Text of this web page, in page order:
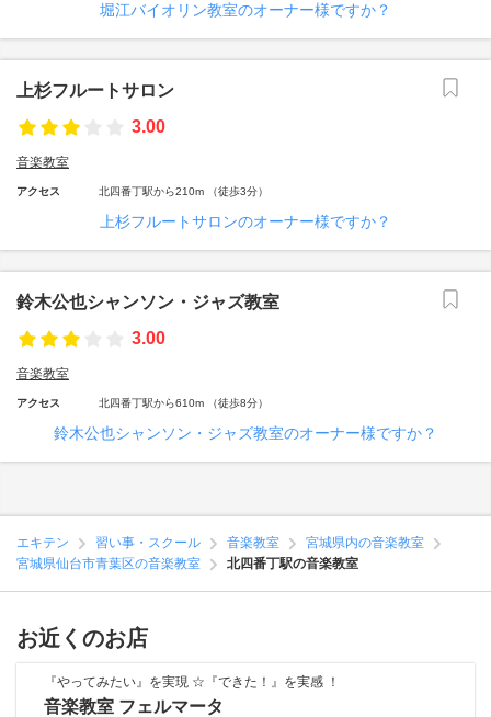
堀江バイオリン教室のオーナー様ですか？
上杉フルートサロン
3.00
音楽教室
アクセス 北四番丁駅から210m （徒歩3分）
上杉フルートサロンのオーナー様ですか？
鈴木公也シャンソン・ジャズ教室
3.00
音楽教室
アクセス 北四番丁駅から610m （徒歩8分）
鈴木公也シャンソン・ジャズ教室のオーナー様ですか？
エキテン 習い事・スクール 音楽教室
宮城県内の音楽教室
宮城県仙台市青葉区の音楽教室
北四番丁駅の音楽教室
お近くのお店
『やってみたい』を実現 ☆『できた！』を実感 ！
音楽教室 フェルマータ